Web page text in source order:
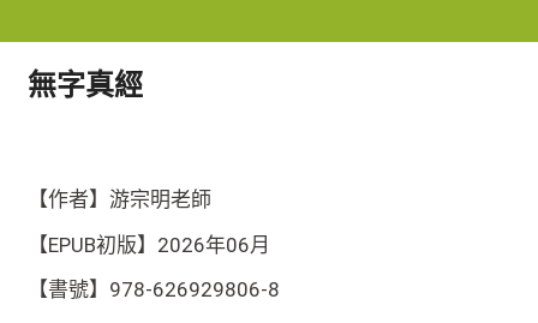
無字真經
【作者】游宗明老師
【EPUB初版】2026年06月
【書號】978-626929806-8